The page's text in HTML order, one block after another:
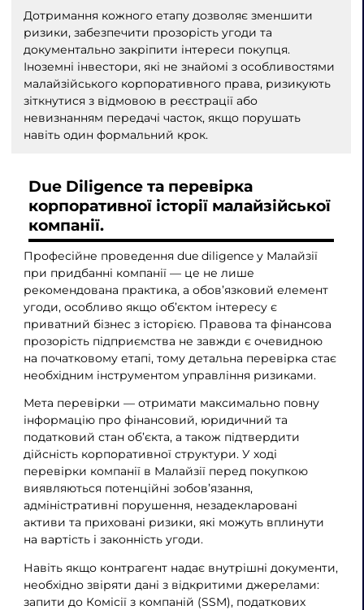
Дотримання кожного етапу дозволяє зменшити
ризики, забезпечити прозорість угоди та
документально закріпити інтереси покупця.
Іноземні інвестори, які не знайомі з особливостями
малайзійського корпоративного права, ризикують
зіткнутися з відмовою в реєстрації або
невизнанням передачі часток, якщо порушать
навіть один формальний крок.
Due Diligence та перевірка
корпоративної історії малайзійської
компанії.
Професійне проведення due diligence у Малайзії
при придбанні компанії — це не лише
рекомендована практика, а обов’язковий елемент
угоди, особливо якщо об’єктом інтересу є
приватний бізнес з історією. Правова та фінансова
прозорість підприємства не завжди є очевидною
на початковому етапі, тому детальна перевірка стає
необхідним інструментом управління ризиками.
Мета перевірки — отримати максимально повну
інформацію про фінансовий, юридичний та
податковий стан об’єкта, а також підтвердити
дійсність корпоративної структури. У ході
перевірки компанії в Малайзії перед покупкою
виявляються потенційні зобов’язання,
адміністративні порушення, незадекларовані
активи та приховані ризики, які можуть вплинути
на вартість і законність угоди.
Навіть якщо контрагент надає внутрішні документи,
необхідно звіряти дані з відкритими джерелами:
запити до Комісії з компаній (SSM), податкових